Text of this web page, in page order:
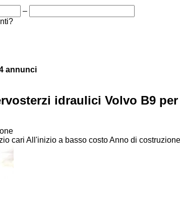
–
annunci
idraulici Volvo B9
cari All'inizio a basso costoAnno di